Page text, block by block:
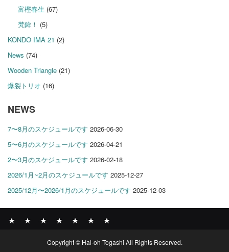
富樫春生 (67)
梵鉾！ (5)
KONDO IMA 21 (2)
News (74)
Wooden Triangle (21)
爆裂トリオ (16)
NEWS
7〜8月のスケジュールです 2026-06-30
5〜6月のスケジュールです 2026-04-21
2〜3月のスケジュールです 2026-02-18
2026/1月~2月のスケジュールです 2025-12-27
2025/12月〜2026/1月のスケジュールです 2025-12-03
RECORDS
PROFILE
Copyright © Hal-oh Togashi All Rights Reserved.